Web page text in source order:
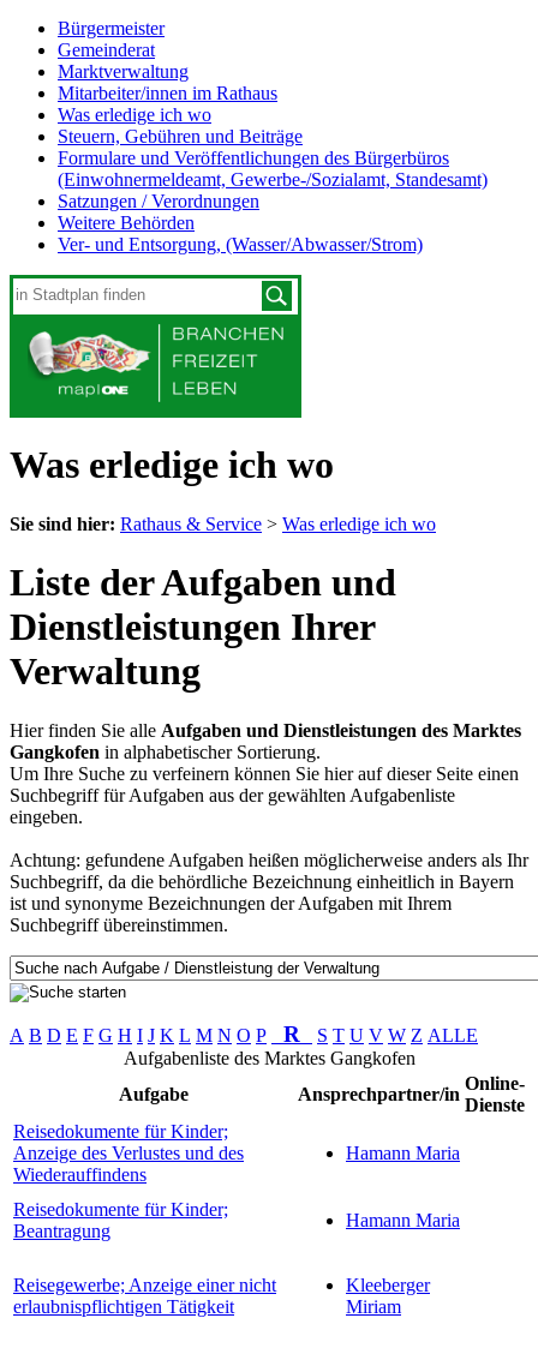
Bürgermeister
Gemeinderat
Marktverwaltung
Mitarbeiter/innen im Rathaus
Was erledige ich wo
Steuern, Gebühren und Beiträge
Formulare und Veröffentlichungen des Bürgerbüros
(Einwohnermeldeamt, Gewerbe-/Sozialamt, Standesamt)
Satzungen / Verordnungen
Weitere Behörden
Ver- und Entsorgung, (Wasser/Abwasser/Strom)
Was erledige ich wo
Sie sind hier: Rathaus & Service > Was erledige ich wo
Liste der Aufgaben und
Dienstleistungen Ihrer
Verwaltung
Hier finden Sie alle Aufgaben und Dienstleistungen des Marktes
Gangkofen in alphabetischer Sortierung.
Um Ihre Suche zu verfeinern können Sie hier auf dieser Seite einen
Suchbegriff für Aufgaben aus der gewählten Aufgabenliste
eingeben.
Achtung: gefundene Aufgaben heißen möglicherweise anders als Ihr
Suchbegriff, da die behördliche Bezeichnung einheitlich in Bayern
ist und synonyme Bezeichnungen der Aufgaben mit Ihrem
Suchbegriff übereinstimmen.
A B D E F G H I J K L M N O P R S T U V W Z ALLE
Aufgabenliste des Marktes Gangkofen
Aufgabe
Ansprechpartner/in
Online-
Dienste
Reisedokumente für Kinder;
Anzeige des Verlustes und des
Wiederauffindens
Hamann Maria
Reisedokumente für Kinder;
Beantragung
Hamann Maria
Reisegewerbe; Anzeige einer nicht
erlaubnispflichtigen Tätigkeit
Kleeberger
Miriam